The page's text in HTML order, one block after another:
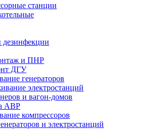
станции
и ПНР
ДГУ
генераторов
электростанций
и вагон-домов
АВР
компрессоров
и электростанций